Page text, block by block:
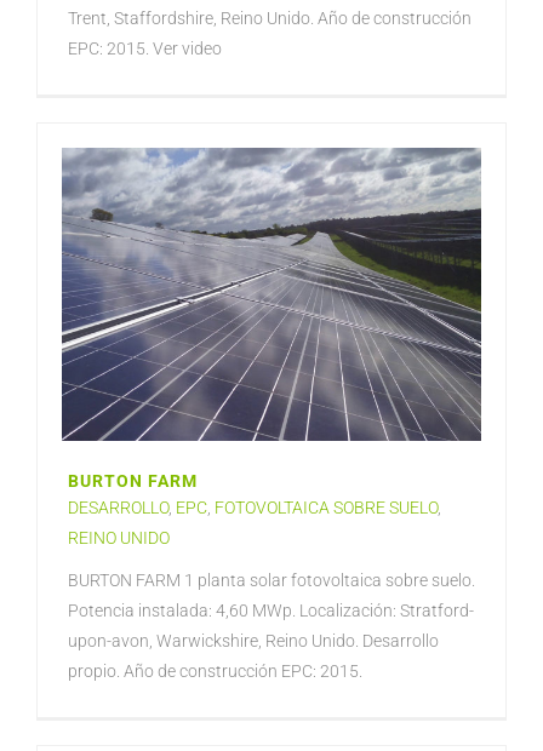
Trent, Staffordshire, Reino Unido. Año de construcción
EPC: 2015. Ver video
BURTON FARM
DESARROLLO, EPC FOTOVOLTAICA SOBRE SUELO,
REINO UNIDO
BURTON FARM 1 planta solar fotovoltaica sobre suelo.
Potencia instalada: 4,60 MWp. Localización: Stratford-
upon-avon, Warwickshire, Reino Unido. Desarrollo
propio. Año de construcción EPC: 2015.